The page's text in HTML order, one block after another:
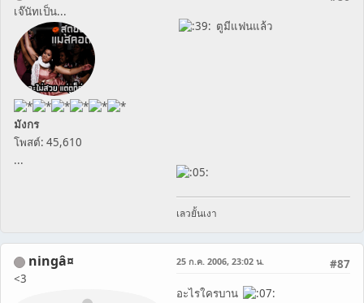
เจ๊นัทเป็น...
มังกร
โพสต์: 45,610
...
ตูมีแฟนแล้ว
เลวยั้นเงา
ningâ¤
<3
#87
25 ก.ค. 2006, 23:02 น.
อะไรใครบาน